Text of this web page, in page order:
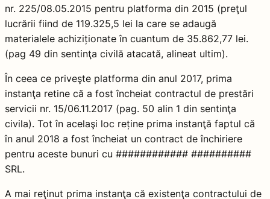
nr. 225/08.05.2015 pentru platforma din 2015 (preţul
lucrării fiind de 119.325,5 lei la care se adaugă
materialele achiziționate în cuantum de 35.862,77 lei.
(pag 49 din sentinţa civilă atacată, alineat ultim).
În ceea ce priveşte platforma din anul 2017, prima
instanţa retine că a fost încheiat contractul de prestări
servicii nr. 15/06.11.2017 (pag. 50 alin 1 din sentinţa
civila). Tot în acelaşi loc reține prima instanţă faptul că
în anul 2018 a fost încheiat un contract de închiriere
pentru aceste bunuri cu ############ ##########
SRL.
A mai reţinut prima instanţa că existenţa contractului de